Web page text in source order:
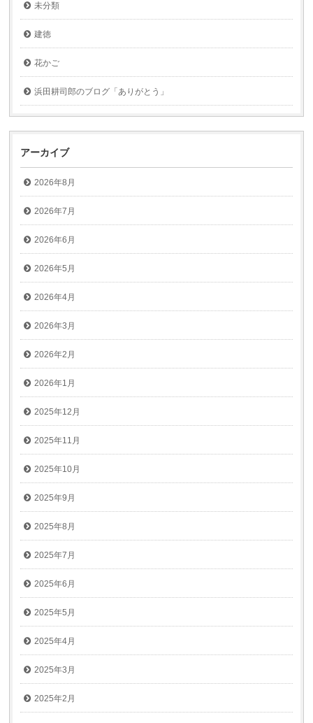
未分類
建徳
花かご
浜田耕司郎のブログ「ありがとう」
アーカイブ
2026年8月
2026年7月
2026年6月
2026年5月
2026年4月
2026年3月
2026年2月
2026年1月
2025年12月
2025年11月
2025年10月
2025年9月
2025年8月
2025年7月
2025年6月
2025年5月
2025年4月
2025年3月
2025年2月